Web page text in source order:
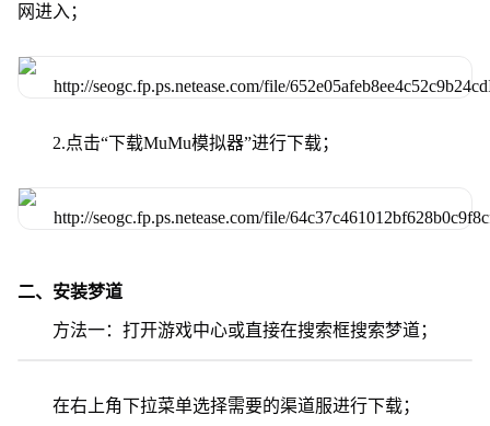
网进入；
2.点击“下载MuMu模拟器”进行下载；
二、安装梦道
方法一：打开游戏中心或直接在搜索框搜索梦道；
在右上角下拉菜单选择需要的渠道服进行下载；